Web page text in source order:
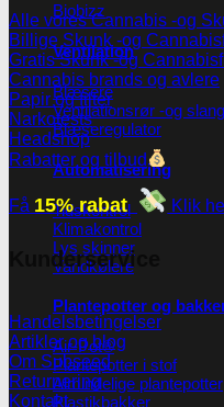
Biobizz
Ventilation
Blæsere
Ventilationsrør -og
Blæseregulator
Automatisering
Tidskontrol
Klimakontrol
Lys skinner
Vandkølere
Plantepotter og
Air-Pot®
Plantepotter i stof
Almindelige plantepotter
Plastikbakker
Alle vores Cannabis -og
Billige Skunk -og
Gratis Skunk -og
Cannabis brands og avlere
Papir og filter
Narkotests
Headshop
Rabatter og tilbud
Få 15% rabat Klik
Kunderservice
Handelsbetingelser
Artikler og blog
Om Subseed
Returnering
Kontakt